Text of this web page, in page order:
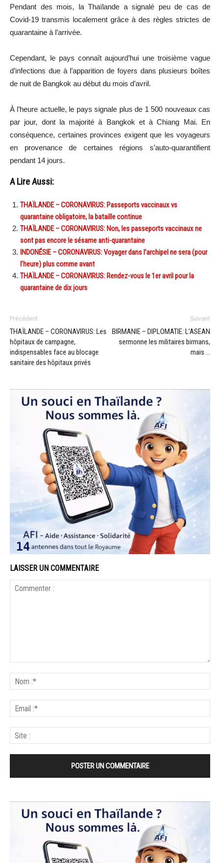
Pendant des mois, la Thaïlande a signalé peu de cas de
Covid-19 transmis localement grâce à des règles strictes de
quarantaine à l’arrivée.
Cependant, le pays connaît aujourd’hui une troisième vague
d’infections due à l’apparition de foyers dans plusieurs boîtes
de nuit de Bangkok au début du mois d’avril.
À l’heure actuelle, le pays signale plus de 1 500 nouveaux cas
par jour, dont la majorité à Bangkok et à Chiang Mai. En
conséquence, certaines provinces exigent que les voyageurs
en provenance de certaines régions s’auto-quarantifient
pendant 14 jours.
A Lire Aussi:
THAÏLANDE – CORONAVIRUS: Passeports vaccinaux vs
quarantaine obligatoire, la bataille continue
THAÏLANDE – CORONAVIRUS: Non, les passeports vaccinaux ne
sont pas encore le sésame anti-quarantaine
INDONÉSIE – CORONAVIRUS: Voyager dans l’archipel ne sera (pour
l’heure) plus comme avant
THAÏLANDE – CORONAVIRUS: Rendez-vous le 1er avril pour la
quarantaine de dix jours
Précédent
THAÏLANDE – CORONAVIRUS: Les
hôpitaux de campagne,
indispensables face au blocage
sanitaire des hôpitaux privés
Suivant
BIRMANIE – DIPLOMATIE: L’ASEAN
sermonne les militaires birmans,
mais …
LAISSER UN COMMENTAIRE